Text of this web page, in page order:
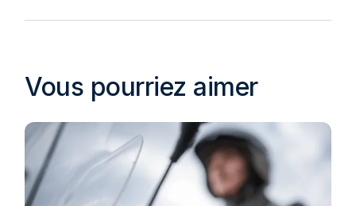
Vous pourriez aimer